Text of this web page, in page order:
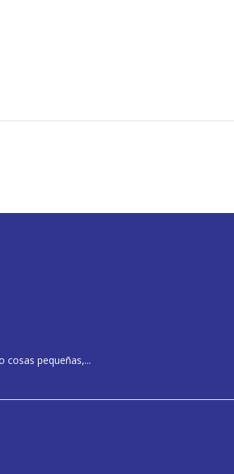
cosas pequeñas,...